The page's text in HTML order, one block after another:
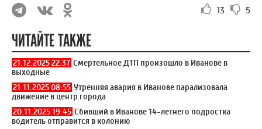
13 5
ЧИТАЙТЕ ТАКЖЕ
21.12.2025 22:37 Смертельное ДТП произошло в Иванове в
выходные
21.11.2025 08:55 Утренняя авария в Иванове парализовала
движение в центр города
20.11.2025 19:45 Сбивший в Иванове 14-летнего подростка
водитель отправится в колонию